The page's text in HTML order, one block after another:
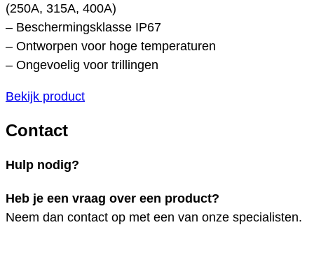
(250A, 315A, 400A)
– Beschermingsklasse IP67
– Ontworpen voor hoge temperaturen
– Ongevoelig voor trillingen
Bekijk product
Contact
Hulp nodig?
Heb je een vraag over een product?
Neem dan contact op met een van onze specialisten.